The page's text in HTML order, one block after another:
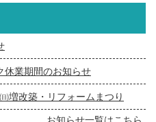
休業期間のお知らせ
増改築・リフォームまつり
お知らせ一覧はこちら